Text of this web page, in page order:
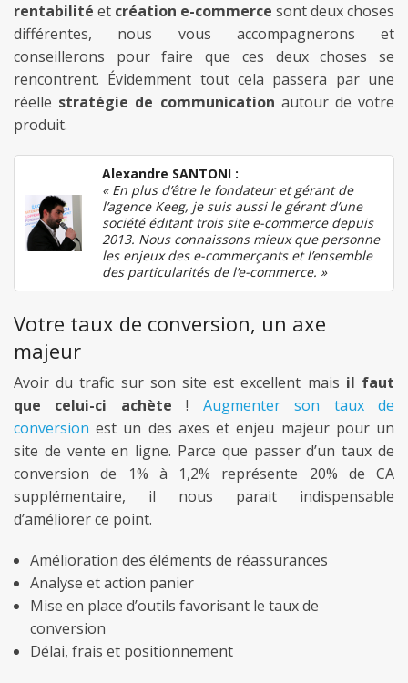
rentabilité et création e-commerce sont deux choses
différentes, nous vous accompagnerons et
conseillerons pour faire que ces deux choses se
rencontrent. Évidemment tout cela passera par une
réelle stratégie de communication autour de votre
produit.
Alexandre SANTONI :
« En plus d’être le fondateur et gérant de
l’agence Keeg, je suis aussi le gérant d’une
société éditant trois site e-commerce depuis
2013. Nous connaissons mieux que personne
les enjeux des e-commerçants et l’ensemble
des particularités de l’e-commerce. »
Votre taux de conversion, un axe
majeur
Avoir du trafic sur son site est excellent mais il faut
que celui-ci achète ! Augmenter son taux de
conversion est un des axes et enjeu majeur pour un
site de vente en ligne. Parce que passer d’un taux de
conversion de 1% à 1,2% représente 20% de CA
supplémentaire, il nous parait indispensable
d’améliorer ce point.
Amélioration des éléments de réassurances
Analyse et action panier
Mise en place d’outils favorisant le taux de
conversion
Délai, frais et positionnement